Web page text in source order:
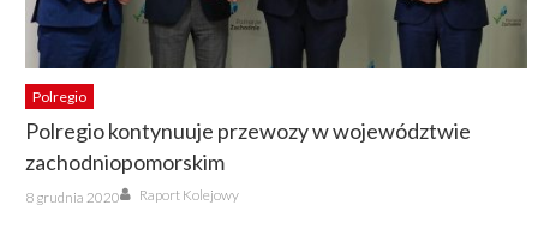
Polregio
Polregio kontynuuje przewozy w województwie
zachodniopomorskim
Posted
on
8 grudnia 2020 Author
Raport Kolejowy